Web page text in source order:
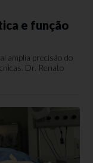
e função
amplia precisão do
Dr. Renato